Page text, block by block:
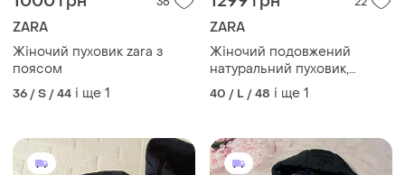
ZARA
Жіночий пуховик zara з
поясом
36 / S / 44 і ще 1
ZARA
Жіночий подовжений
натуральний пуховик,
зимова стьобана куртка з
капюшоном, сірий,
перо
40 / L / 48 і ще 1